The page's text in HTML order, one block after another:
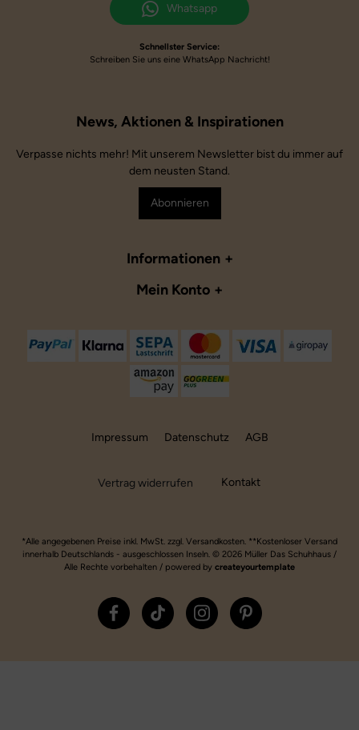
Whatsapp
Schnellster Service:
Schreiben Sie uns eine WhatsApp Nachricht!
Informationen
Mein Konto
Verpasse nichts mehr! Mit unserem Newsletter bist du immer auf
dem neusten Stand.
Abonnieren
Impressum Datenschutz AGB
Vertrag widerrufen Kontakt
*Alle angegebenen Preise inkl. MwSt. zzgl. Versandkosten. **Kostenloser Versand
innerhalb Deutschlands - ausgeschlossen Inseln. © 2026 Müller Das Schuhhaus /
Alle Rechte vorbehalten / powered by createyourtemplate